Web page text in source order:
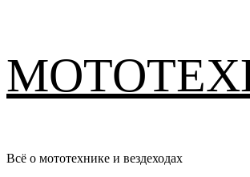
содержимому
Всё о мототехнике и вездеходах